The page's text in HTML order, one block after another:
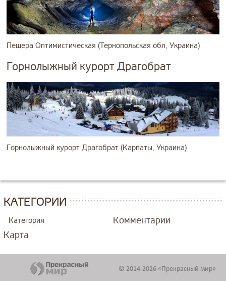
Пещера Оптимистическая (Тернопольская обл, Украина)
Горнолыжный курорт Драгобрат
Горнолыжный курорт Драгобрат (Карпаты, Украина)
КАТЕГОРИИ
Категория
Комментарии
Карта
© 2014-2026 «Прекрасный мир»